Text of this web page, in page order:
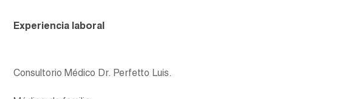
Experiencia laboral
Consultorio Médico Dr. Perfetto Luis.